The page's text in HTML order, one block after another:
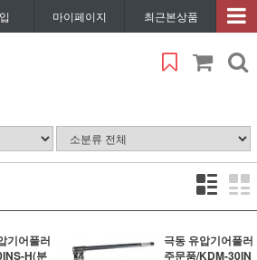
마이페이지 최근본상품
기어풀러
H(분
극동 유압기어풀러
주문품/KDM-30IN